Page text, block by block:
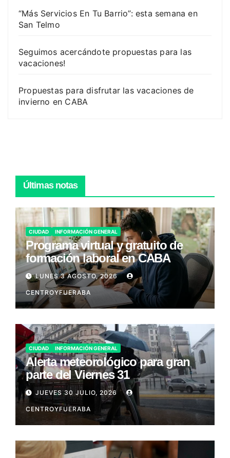
“Más Servicios En Tu Barrio”: esta semana en
San Telmo
Seguimos acercándote propuestas para las
vacaciones!
Propuestas para disfrutar las vacaciones de
invierno en CABA
Últimas notas
CIUDAD INFORMACIÓN GENERAL
Programa virtual y gratuito de
formación laboral en CABA
LUNES 3 AGOSTO, 2026
CENTROYFUERABA
CIUDAD INFORMACIÓN GENERAL
Alerta meteorológico para gran
parte del Viernes 31
JUEVES 30 JULIO, 2026
CENTROYFUERABA